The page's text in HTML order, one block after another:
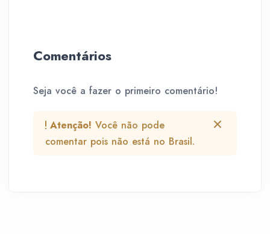
Comentários
Seja você a fazer o primeiro comentário!
Atenção! Você não pode
comentar pois não está no Brasil.